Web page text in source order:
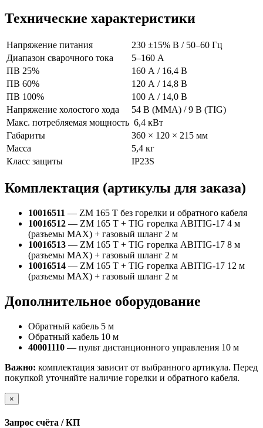
Технические характеристики
Напряжение питания
230 ±15% В / 50–60 Гц
Диапазон сварочного тока
5–160 А
ПВ 25%
160 А / 16,4 В
ПВ 60%
120 А / 14,8 В
ПВ 100%
100 А / 14,0 В
Напряжение холостого хода
54 В (MMA) / 9 В (TIG)
Макс. потребляемая мощность 6,4 кВт
Габариты
360 × 120 × 215 мм
Масса
5,4 кг
Класс защиты
IP23S
Комплектация (артикулы для заказа)
10016511 — ZM 165 T без горелки и обратного кабеля
10016512 — ZM 165 T + TIG горелка ABITIG-17 4 м
(разъемы MAX) + газовый шланг 2 м
10016513 — ZM 165 T + TIG горелка ABITIG-17 8 м
(разъемы MAX) + газовый шланг 2 м
10016514 — ZM 165 T + TIG горелка ABITIG-17 12 м
(разъемы MAX) + газовый шланг 2 м
Дополнительное оборудование
Обратный кабель 5 м
Обратный кабель 10 м
40001110 — пульт дистанционного управления 10 м
Важно: комплектация зависит от выбранного артикула. Перед
покупкой уточняйте наличие горелки и обратного кабеля.
×
Запрос счёта / КП